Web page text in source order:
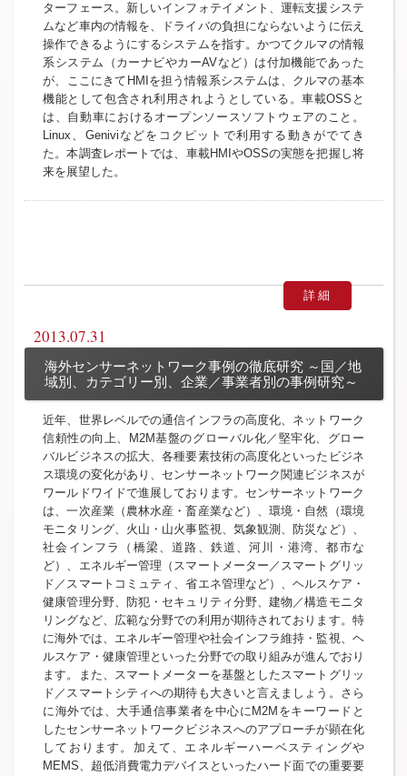
ターフェース。新しいインフォテイメント、運転支援システ
ムなど車内の情報を、ドライバの負担にならないように伝え
操作できるようにするシステムを指す。かつてクルマの情報
系システム（カーナビやカーAVなど）は付加機能であった
が、ここにきてHMIを担う情報系システムは、クルマの基本
機能として包含され利用されようとしている。車載OSSと
は、自動車におけるオープンソースソフトウェアのこと。
Linux、Geniviなどをコクピットで利用する動きがでてき
た。本調査レポートでは、車載HMIやOSSの実態を把握し将
来を展望した。
詳細
2013.07.31
海外センサーネットワーク事例の徹底研究 ～国／地
域別、カテゴリー別、企業／事業者別の事例研究～
近年、世界レベルでの通信インフラの高度化、ネットワーク
信頼性の向上、M2M基盤のグローバル化／堅牢化、グロー
バルビジネスの拡大、各種要素技術の高度化といったビジネ
ス環境の変化があり、センサーネットワーク関連ビジネスが
ワールドワイドで進展しております。センサーネットワーク
は、一次産業（農林水産・畜産業など）、環境・自然（環境
モニタリング、火山・山火事監視、気象観測、防災など）、
社会インフラ（橋梁、道路、鉄道、河川・港湾、都市な
ど）、エネルギー管理（スマートメーター／スマートグリッ
ド／スマートコミュティ、省エネ管理など）、ヘルスケア・
健康管理分野、防犯・セキュリティ分野、建物／構造モニタ
リングなど、広範な分野での利用が期待されております。特
に海外では、エネルギー管理や社会インフラ維持・監視、ヘ
ルスケア・健康管理といった分野での取り組みが進んでおり
ます。また、スマートメーターを基盤としたスマートグリッ
ド／スマートシティへの期待も大きいと言えましょう。さら
に海外では、大手通信事業者を中心にM2Mをキーワードと
したセンサーネットワークビジネスへのアプローチが顕在化
しております。加えて、エネルギーハーベスティングや
MEMS、超低消費電力デバイスといったハード面での重要要